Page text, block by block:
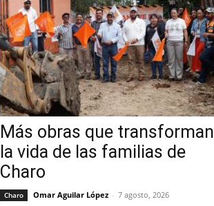
Más obras que transforman
la vida de las familias de
Charo
Charo Omar Aguilar López - 7 agosto, 2026